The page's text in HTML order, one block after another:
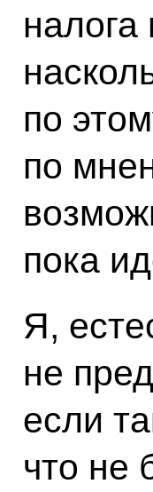
по
по
пока
Я,
не
если
что не